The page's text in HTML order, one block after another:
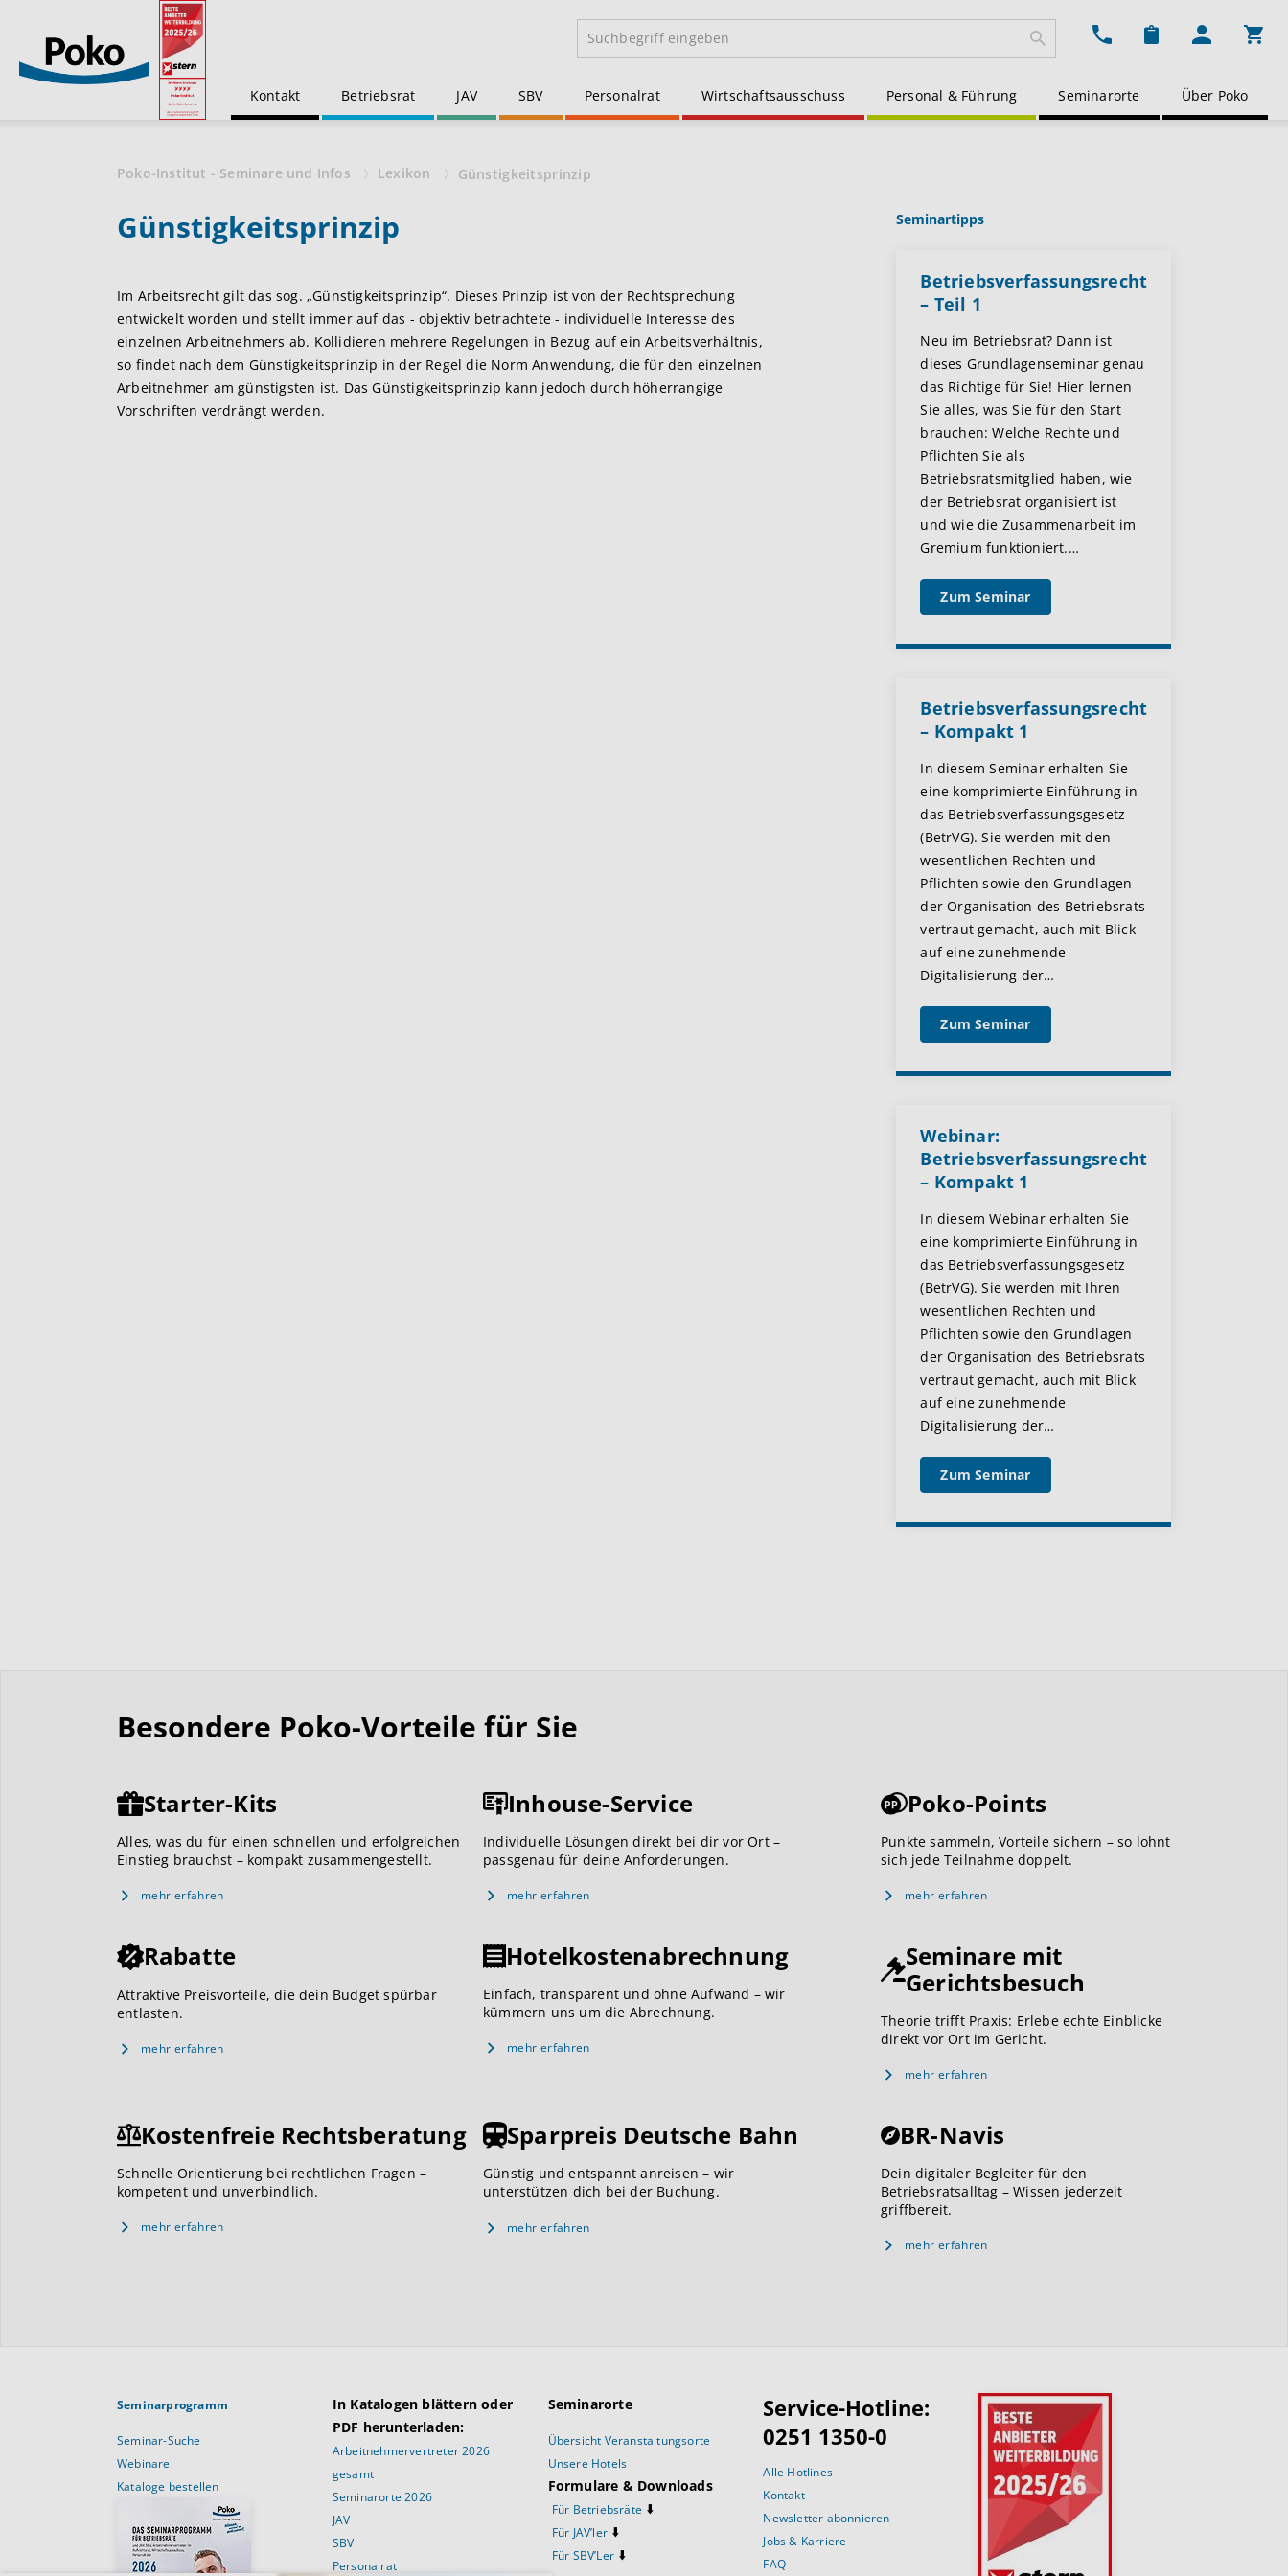
Kontakt Betriebsrat JAV SBV Personalrat Wirtschaftsausschuss Personal & Führung Seminarorte Über Poko
Poko-Institut - Seminare und Infos Lexikon Günstigkeitsprinzip
Günstigkeitsprinzip
Im Arbeitsrecht gilt das sog. „Günstigkeitsprinzip“. Dieses Prinzip ist von der Rechtsprechung
entwickelt worden und stellt immer auf das - objektiv betrachtete - individuelle Interesse des
einzelnen Arbeitnehmers ab. Kollidieren mehrere Regelungen in Bezug auf ein Arbeitsverhältnis,
so findet nach dem Günstigkeitsprinzip in der Regel die Norm Anwendung, die für den einzelnen
Arbeitnehmer am günstigsten ist. Das Günstigkeitsprinzip kann jedoch durch höherrangige
Vorschriften verdrängt werden.
Seminartipps
Betriebsverfassungsrecht
– Teil 1
Neu im Betriebsrat? Dann ist
dieses Grundlagenseminar genau
das Richtige für Sie! Hier lernen
Sie alles, was Sie für den Start
brauchen: Welche Rechte und
Pflichten Sie als
Betriebsratsmitglied haben, wie
der Betriebsrat organisiert ist
und wie die Zusammenarbeit im
Gremium funktioniert.…
Zum Seminar
Betriebsverfassungsrecht
– Kompakt 1
In diesem Seminar erhalten Sie
eine komprimierte Einführung in
das Betriebsverfassungsgesetz
(BetrVG). Sie werden mit den
wesentlichen Rechten und
Pflichten sowie den Grundlagen
der Organisation des Betriebsrats
vertraut gemacht, auch mit Blick
auf eine zunehmende
Digitalisierung der…
Zum Seminar
Webinar:
Betriebsverfassungsrecht
– Kompakt 1
In diesem Webinar erhalten Sie
eine komprimierte Einführung in
das Betriebsverfassungsgesetz
(BetrVG). Sie werden mit Ihren
wesentlichen Rechten und
Pflichten sowie den Grundlagen
der Organisation des Betriebsrats
vertraut gemacht, auch mit Blick
auf eine zunehmende
Digitalisierung der…
Zum Seminar
Besondere Poko-Vorteile für Sie
Starter-Kits
Alles, was du für einen schnellen und erfolgreichen
Einstieg brauchst – kompakt zusammengestellt.
mehr erfahren
Inhouse-Service
Individuelle Lösungen direkt bei dir vor Ort –
passgenau für deine Anforderungen.
mehr erfahren
Poko-Points
Punkte sammeln, Vorteile sichern – so lohnt
sich jede Teilnahme doppelt.
mehr erfahren
Rabatte
Attraktive Preisvorteile, die dein Budget spürbar
entlasten.
mehr erfahren
Hotelkostenabrechnung
Einfach, transparent und ohne Aufwand – wir
kümmern uns um die Abrechnung.
mehr erfahren
Seminare mit
Gerichtsbesuch
Theorie trifft Praxis: Erlebe echte Einblicke
direkt vor Ort im Gericht.
mehr erfahren
Kostenfreie Rechtsberatung
Schnelle Orientierung bei rechtlichen Fragen –
kompetent und unverbindlich.
mehr erfahren
Sparpreis Deutsche Bahn
Günstig und entspannt anreisen – wir
unterstützen dich bei der Buchung.
mehr erfahren
BR-Navis
Dein digitaler Begleiter für den
Betriebsratsalltag – Wissen jederzeit
griffbereit.
mehr erfahren
Seminarprogramm
Seminar-Suche
Webinare
Kataloge bestellen
In Katalogen blättern oder
PDF herunterladen:
Arbeitnehmervertreter 2026
gesamt
Seminarorte 2026
JAV
SBV
Personalrat
Seminarorte
Übersicht Veranstaltungsorte
Unsere Hotels
Formulare & Downloads
Für Betriebsräte ⬇️
Für JAV’ler ⬇️
Für SBV’Ler ⬇️
Service-Hotline:
0251 1350-0
Alle Hotlines
Kontakt
Newsletter abonnieren
Jobs & Karriere
FAQ